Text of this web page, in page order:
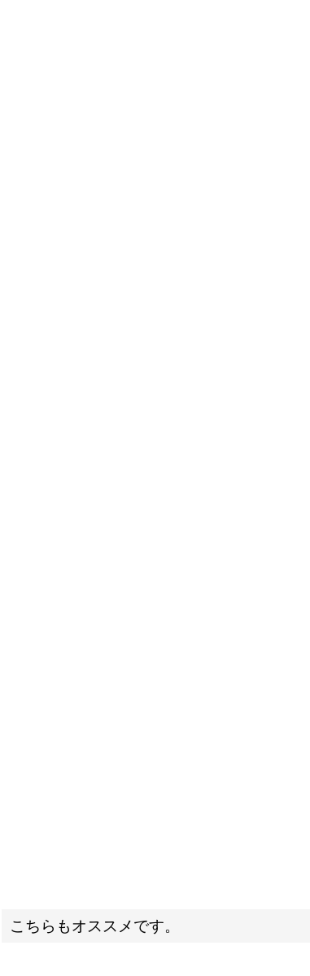
こちらもオススメです。